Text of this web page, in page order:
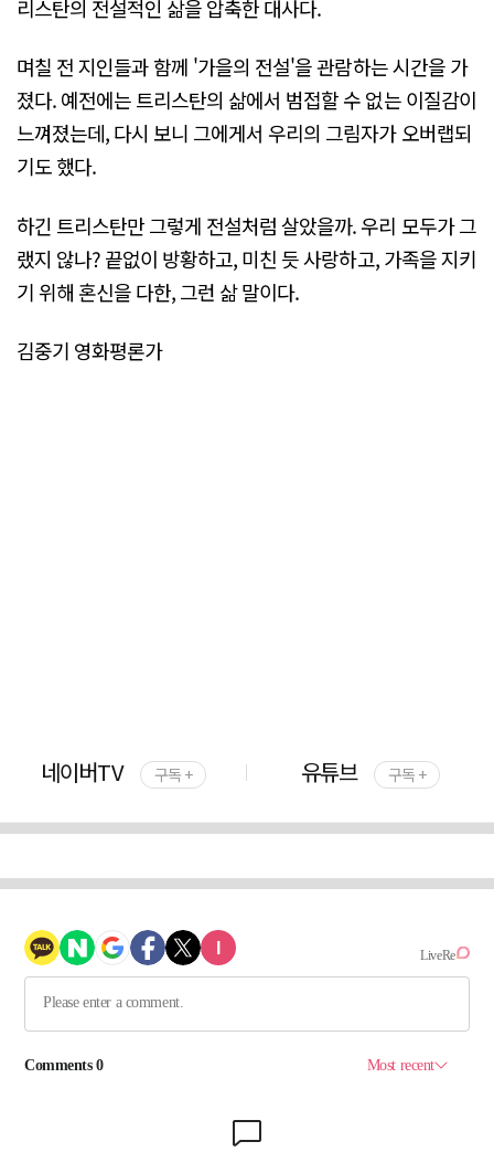
리스탄의 전설적인 삶을 압축한 대사다.
며칠 전 지인들과 함께 '가을의 전설'을 관람하는 시간을 가
졌다. 예전에는 트리스탄의 삶에서 범접할 수 없는 이질감이
느껴졌는데, 다시 보니 그에게서 우리의 그림자가 오버랩되
기도 했다.
하긴 트리스탄만 그렇게 전설처럼 살았을까. 우리 모두가 그
랬지 않나? 끝없이 방황하고, 미친 듯 사랑하고, 가족을 지키
기 위해 혼신을 다한, 그런 삶 말이다.
김중기 영화평론가
네이버TV 구독 + 유튜브 구독 +